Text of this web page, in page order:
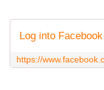
Log into